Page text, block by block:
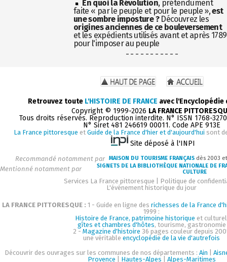
En quoi la Révolution, prétendument
faite « par le peuple et pour le peuple »,est
une sombre imposture ?Découvrez les
origines anciennes de ce bouleversement
et les expédients utilisés avant et après 1789
pour l'imposer au peuple
- - - - - - - - - - -
Retrouvez toute L'HISTOIRE DE FRANCE avec
Copyright © 1999-2026 LA FRANCE
Tous droits réservés. Reproduction interdite. N° ISSN 1768-
N° Siret 481 246619 00011. Code APE 913E
La France pittoresque et Guide de la France d'hier et d'aujourd'hui sont
Site déposé à l'INPI
Recommandé notamment par MAISON DU TOURISME FRANÇAIS dès 2003
Mentionné notamment par
SIGNETS DE LA BIBLIOTHÈQUE NATIONALE DE
CULTURE
Services La France pittoresque
Politique de
L'événement historique du jour
LA FRANCE PITTORESQUE : 1 - Guide en ligne des richesses de la France
1999 :
Histoire de France, patrimoine historique et
gîtes et chambres d'hôtes, tourisme, gastronomie
2 - Magazine d'histoire 36 pages couleur depuis
une véritableencyclopédie de la vie d'autrefois
Découvrir des ouvrages sur les communes de nos départements :Ain |
Provence
Hautes-Alpes
Alpes-Maritimes